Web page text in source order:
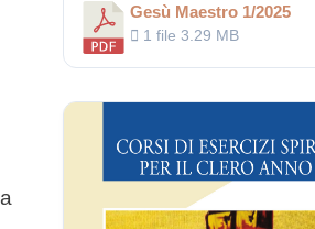
Gesù Maestro 1/2025
1 file3.29 MB